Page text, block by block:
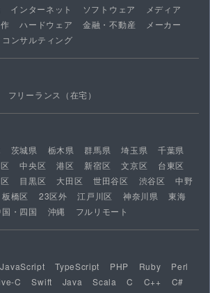
インターネット ソフトウェア
メディア
ハードウェア 金融・不動産
メーカー
コンサルティング
フリーランス（在宅）
茨城県 栃木県 群馬県 埼玉県
千葉県
中央区 港区 新宿区 文京区
台東区
目黒区 大田区 世田谷区 渋谷区
中野
板橋区 23区外 江戸川区 神奈川県
東海
・四国 沖縄 フルリモート
JavaScript TypeScript PHP Ruby
Perl
C Swift Java Scala C C++
C#